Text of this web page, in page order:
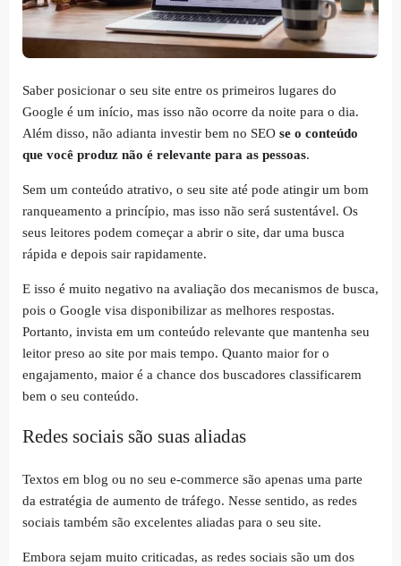
Saber posicionar o seu site entre os primeiros lugares do
Google é um início, mas isso não ocorre da noite para o dia.
Além disso, não adianta investir bem no SEO se o conteúdo
que você produz não é relevante para as pessoas.
Sem um conteúdo atrativo, o seu site até pode atingir um bom
ranqueamento a princípio, mas isso não será sustentável. Os
seus leitores podem começar a abrir o site, dar uma busca
rápida e depois sair rapidamente.
E isso é muito negativo na avaliação dos mecanismos de busca,
pois o Google visa disponibilizar as melhores respostas.
Portanto, invista em um conteúdo relevante que mantenha seu
leitor preso ao site por mais tempo. Quanto maior for o
engajamento, maior é a chance dos buscadores classificarem
bem o seu conteúdo.
Redes sociais são suas aliadas
Textos em blog ou no seu e-commerce são apenas uma parte
da estratégia de aumento de tráfego. Nesse sentido, as redes
sociais também são excelentes aliadas para o seu site.
Embora sejam muito criticadas, as redes sociais são um dos